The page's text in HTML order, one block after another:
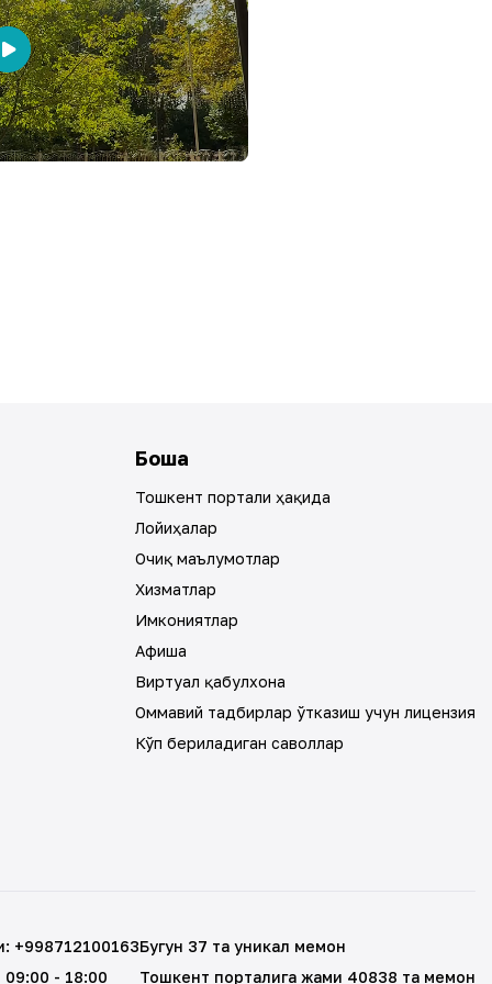
Бошқа
Тошкент портали ҳақида
Лойиҳалар
Очиқ маълумотлар
Хизматлар
Имкониятлар
Афиша
Виртуал қабулхона
Оммавий тадбирлар ўтказиш учун лицензия
Кўп бериладиган саволлар
: +998712100163
09:00 - 18:00
Бугун 37 та уникал меҳмон
Тошкент порталига жами 40838 та меҳмон